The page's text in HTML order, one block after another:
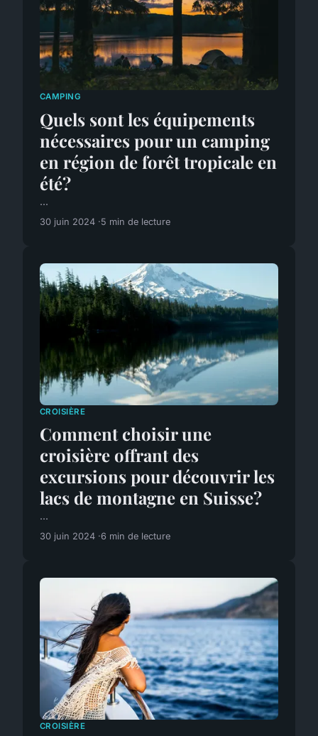
CAMPING
Quels sont les équipements
nécessaires pour un camping
en région de forêt tropicale en
été?
...
30 juin 2024 5 min de lecture
CROISIÈRE
Comment choisir une
croisière offrant des
excursions pour découvrir les
lacs de montagne en Suisse?
...
30 juin 2024 6 min de lecture
CROISIÈRE